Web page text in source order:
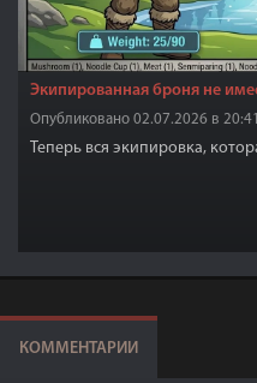
Экипированная броня не
Опубликовано 02.07.2026 в
Теперь вся экипировка,
КОММЕНТАРИИ